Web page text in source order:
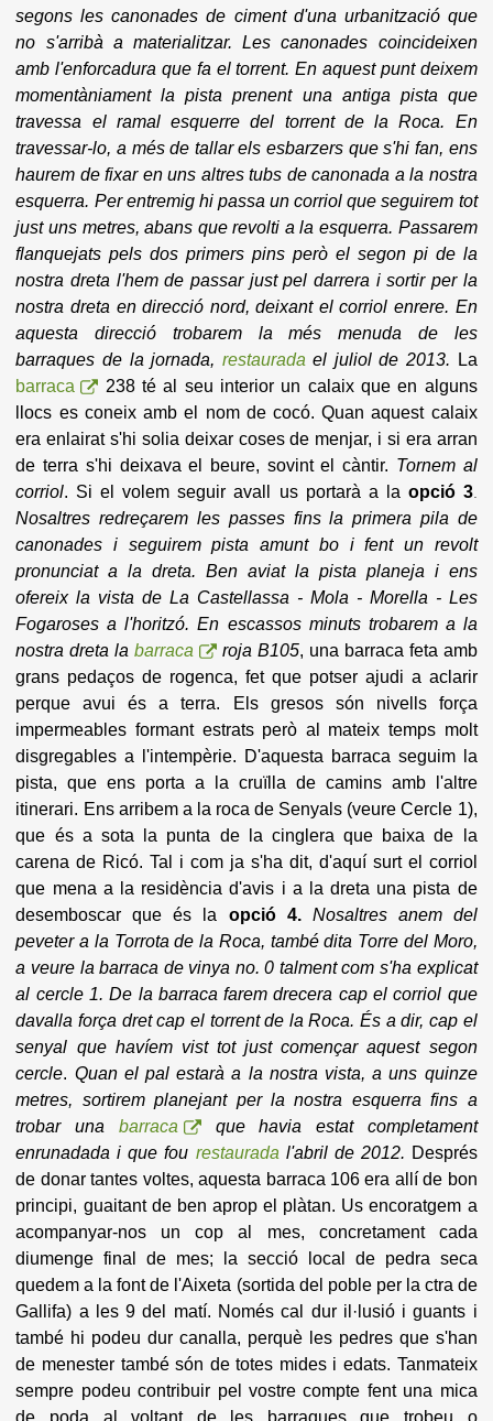
segons les canonades de ciment d'una urbanització que
no s'arribà a materialitzar. Les canonades coincideixen
amb l'enforcadura que fa el torrent. En aquest punt deixem
momentàniament la pista prenent una antiga pista que
travessa el ramal esquerre del torrent de la Roca. En
travessar-lo, a més de tallar els esbarzers que s'hi fan, ens
haurem de fixar en uns altres tubs de canonada a la nostra
esquerra. Per entremig hi passa un corriol que seguirem tot
just uns metres, abans que revolti a la esquerra. Passarem
flanquejats pels dos primers pins però el segon pi de la
nostra dreta l'hem de passar just pel darrera i sortir per la
nostra dreta en direcció nord, deixant el corriol enrere. En
aquesta direcció trobarem la més menuda de les
barraques de la jornada, restaurada el juliol de 2013. La
barraca
238 té al seu interior un calaix que en alguns
llocs es coneix amb el nom de cocó. Quan aquest calaix
era enlairat s'hi solia deixar coses de menjar, i si era arran
de terra s'hi deixava el beure, sovint el càntir. Tornem al
corriol. Si el volem seguir avall us portarà a la opció 3.
Nosaltres redreçarem les passes fins la primera pila de
canonades i seguirem pista amunt bo i fent un revolt
pronunciat a la dreta. Ben aviat la pista planeja i ens
ofereix la vista de La Castellassa - Mola - Morella - Les
Fogaroses a l'horitzó. En escassos minuts trobarem a la
nostra dreta labarraca roja B105, una barraca feta amb
grans pedaços de rogenca, fet que potser ajudi a aclarir
perque avui és a terra. Els gresos són nivells força
impermeables formant estrats però al mateix temps molt
disgregables a l'intempèrie. D'aquesta barraca seguim la
pista, que ens porta a la cruïlla de camins amb l'altre
itinerari. Ens arribem a la roca de Senyals (veure Cercle 1),
que és a sota la punta de la cinglera que baixa de la
carena de Ricó. Tal i com ja s'ha dit, d'aquí surt el corriol
que mena a la residència d'avis i a la dreta una pista de
desemboscar que és la opció 4. Nosaltres anem del
peveter a la Torrota de la Roca, també dita Torre del Moro,
a veure la barraca de vinya no. 0 talment com s'ha explicat
al cercle 1. De la barraca farem drecera cap el corriol que
davalla força dret cap el torrent de la Roca. És a dir, cap el
senyal que havíem vist tot just començar aquest segon
cercle. Quan el pal estarà a la nostra vista, a uns quinze
metres, sortirem planejant per la nostra esquerra fins a
trobar una barraca
que havia estat completament
enrunadada i que fou restaurada l'abril de 2012. Després
de donar tantes voltes, aquesta barraca 106 era allí de bon
principi, guaitant de ben aprop el plàtan. Us encoratgem a
acompanyar-nos un cop al mes, concretament cada
diumenge final de mes; la secció local de pedra seca
quedem a la font de l'Aixeta (sortida del poble per la ctra de
Gallifa) a les 9 del matí. Només cal dur il·lusió i guants i
també hi podeu dur canalla, perquè les pedres que s'han
de menester també són de totes mides i edats. Tanmateix
sempre podeu contribuir pel vostre compte fent una mica
de poda al voltant de les barraques que trobeu o